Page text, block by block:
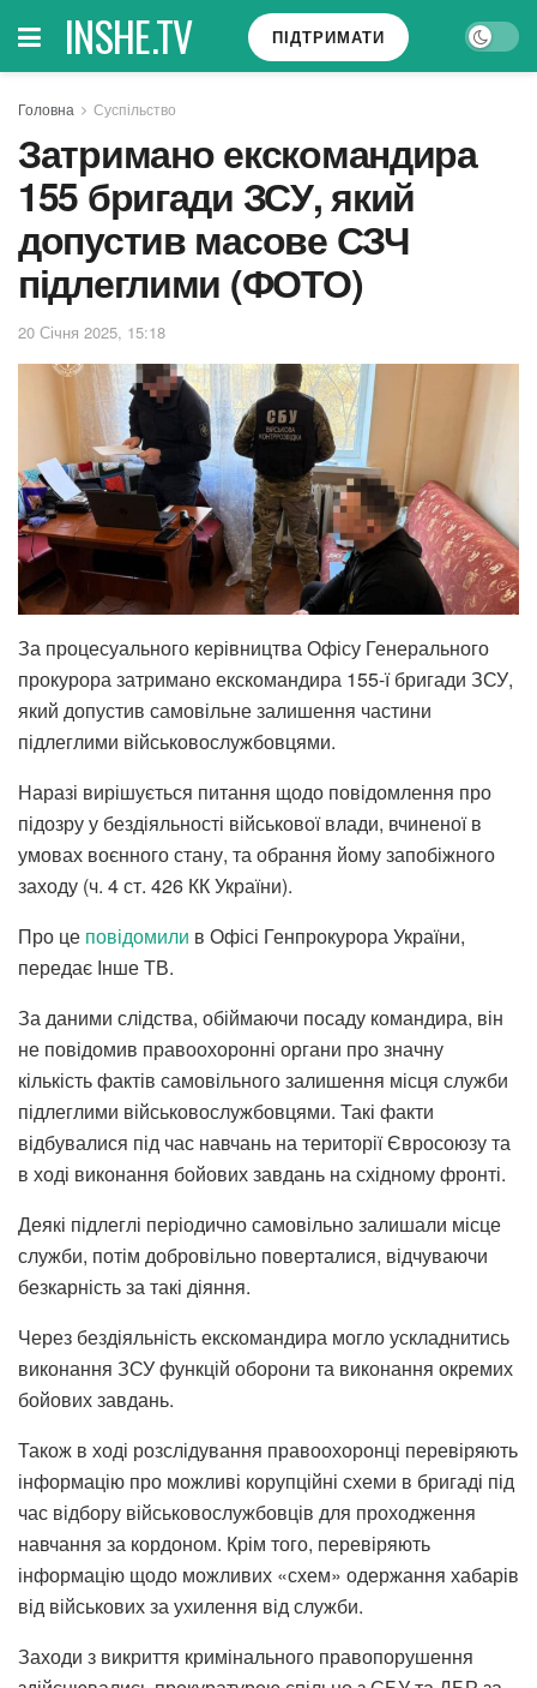
INSHE.TV ПІДТРИМАТИ
Головна Суспільство
Затримано екскомандира
155 бригади ЗСУ, який
допустив масове СЗЧ
підлеглими (ФОТО)
20 Січня 2025, 15:18
За процесуального керівництва Офісу Генерального
прокурора затримано екскомандира 155-ї бригади ЗСУ,
який допустив самовільне залишення частини
підлеглими військовослужбовцями.
Наразі вирішується питання щодо повідомлення про
підозру у бездіяльності військової влади, вчиненої в
умовах воєнного стану, та обрання йому запобіжного
заходу (ч. 4 ст. 426 КК України).
Про це повідомили в Офісі Генпрокурора України,
передає Інше ТВ.
За даними слідства, обіймаючи посаду командира, він
не повідомив правоохоронні органи про значну
кількість фактів самовільного залишення місця служби
підлеглими військовослужбовцями. Такі факти
відбувалися під час навчань на території Євросоюзу та
в ході виконання бойових завдань на східному фронті.
Деякі підлеглі періодично самовільно залишали місце
служби, потім добровільно поверталися, відчуваючи
безкарність за такі діяння.
Через бездіяльність екскомандира могло ускладнитись
виконання ЗСУ функцій оборони та виконання окремих
бойових завдань.
Також в ході розслідування правоохоронці перевіряють
інформацію про можливі корупційні схеми в бригаді під
час відбору військовослужбовців для проходження
навчання за кордоном. Крім того, перевіряють
інформацію щодо можливих «схем» одержання хабарів
від військових за ухилення від служби.
Заходи з викриття кримінального правопорушення